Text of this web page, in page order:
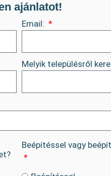
ajánlatot!
Email:
Melyik településről
Beépítéssel vagy